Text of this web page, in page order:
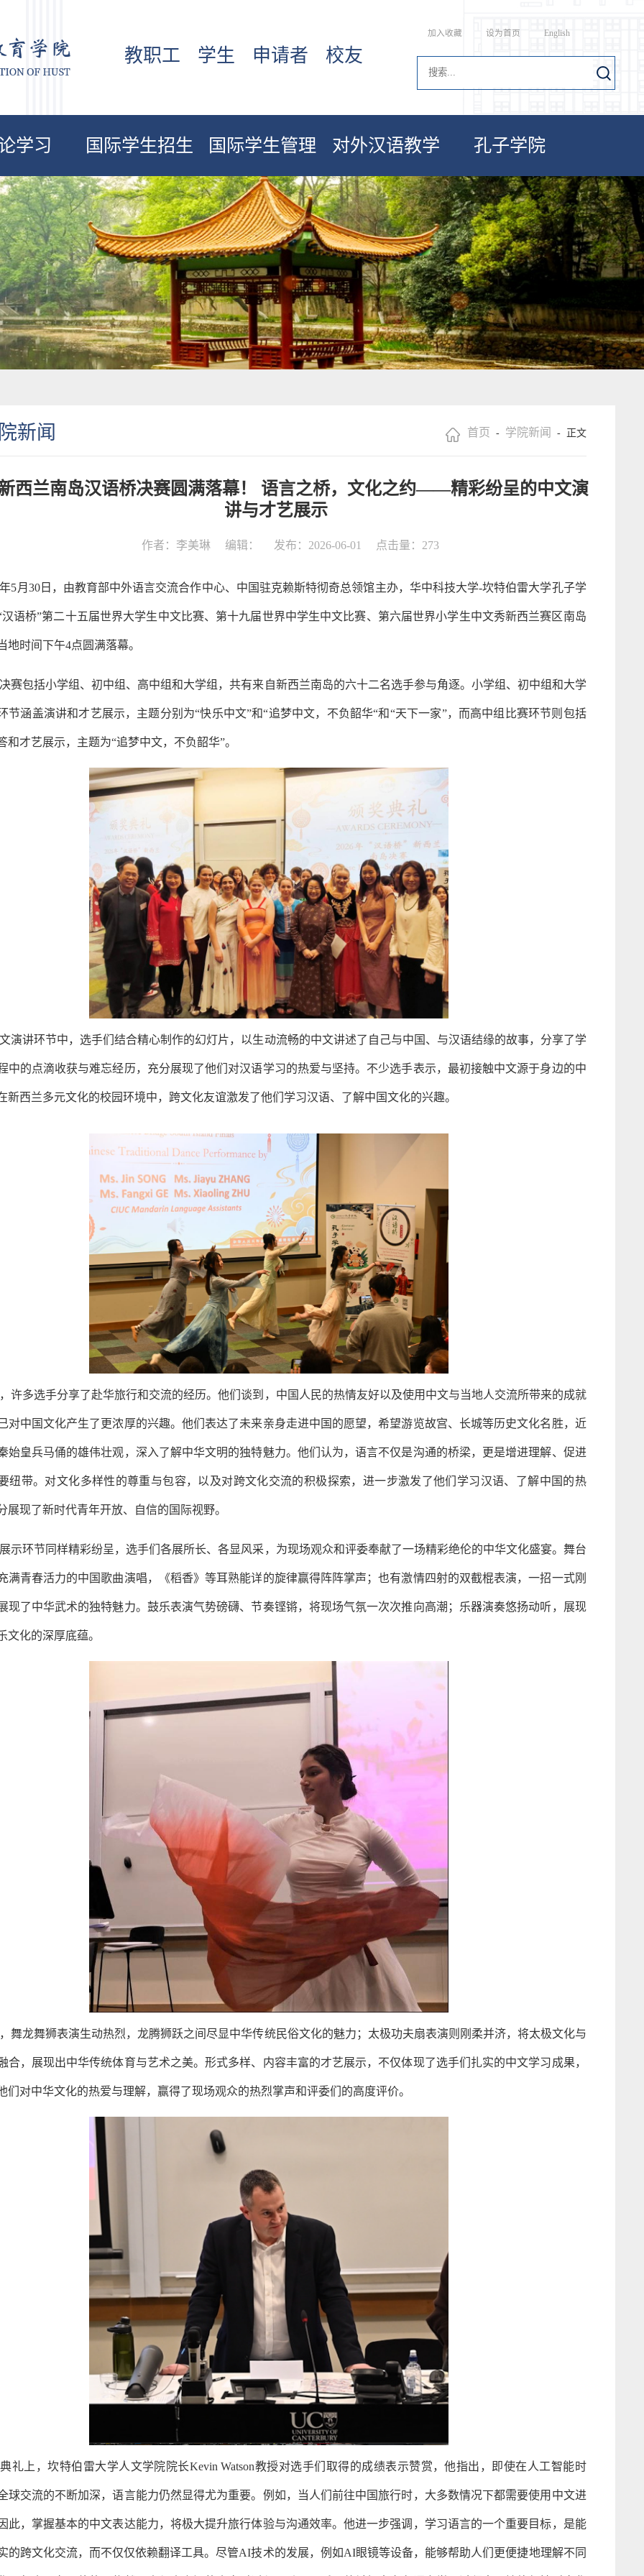
教职工 学生 申请者 校友
加入收藏 设为首页 English
学习 国际学生招生 国际学生管理 对外汉语教学 孔子学院
新闻 首页 - 学院新闻 - 正文
西兰南岛汉语桥决赛圆满落幕！ 语言之桥，文化之约——精彩纷呈的中文演
讲与才艺展示
作者：李美琳 编辑： 发布：2026-06-01 点击量： 273
5月30日，由教育部中外语言交流合作中心、中国驻克赖斯特彻奇总领馆主办，华中科技大学-坎特伯雷大学孔子学
汉语桥”第二十五届世界大学生中文比赛、第十九届世界中学生中文比赛、第六届世界小学生中文秀新西兰赛区南岛
地时间下午4点圆满落幕。
赛包括小学组、初中组、高中组和大学组，共有来自新西兰南岛的六十二名选手参与角逐。小学组、初中组和大学
节涵盖演讲和才艺展示，主题分别为“快乐中文”和“追梦中文，不负韶华“和“天下一家”，而高中组比赛环节则包括
和才艺展示，主题为“追梦中文，不负韶华”。
演讲环节中，选手们结合精心制作的幻灯片，以生动流畅的中文讲述了自己与中国、与汉语结缘的故事，分享了学
中的点滴收获与难忘经历，充分展现了他们对汉语学习的热爱与坚持。不少选手表示，最初接触中文源于身边的中
新西兰多元文化的校园环境中，跨文化友谊激发了他们学习汉语、了解中国文化的兴趣。
许多选手分享了赴华旅行和交流的经历。他们谈到，中国人民的热情友好以及使用中文与当地人交流所带来的成就
对中国文化产生了更浓厚的兴趣。他们表达了未来亲身走进中国的愿望，希望游览故宫、长城等历史文化名胜，近
始皇兵马俑的雄伟壮观，深入了解中华文明的独特魅力。他们认为，语言不仅是沟通的桥梁，更是增进理解、促进
纽带。对文化多样性的尊重与包容，以及对跨文化交流的积极探索，进一步激发了他们学习汉语、了解中国的热
展现了新时代青年开放、自信的国际视野。
示环节同样精彩纷呈，选手们各展所长、各显风采，为现场观众和评委奉献了一场精彩绝伦的中华文化盛宴。舞台
满青春活力的中国歌曲演唱，《稻香》等耳熟能详的旋律赢得阵阵掌声；也有激情四射的双截棍表演，一招一式刚
现了中华武术的独特魅力。鼓乐表演气势磅礴、节奏铿锵，将现场气氛一次次推向高潮；乐器演奏悠扬动听，展现
文化的深厚底蕴。
舞龙舞狮表演生动热烈，龙腾狮跃之间尽显中华传统民俗文化的魅力；太极功夫扇表演则刚柔并济，将太极文化与
合，展现出中华传统体育与艺术之美。形式多样、内容丰富的才艺展示，不仅体现了选手们扎实的中文学习成果，
们对中华文化的热爱与理解，赢得了现场观众的热烈掌声和评委们的高度评价。
礼上，坎特伯雷大学人文学院院长Kevin Watson教授对选手们取得的成绩表示赞赏，他指出，即使在人工智能时
球交流的不断加深，语言能力仍然显得尤为重要。例如，当人们前往中国旅行时，大多数情况下都需要使用中文进
此，掌握基本的中文表达能力，将极大提升旅行体验与沟通效率。他进一步强调，学习语言的一个重要目标，是能
的跨文化交流，而不仅仅依赖翻译工具。尽管AI技术的发展，例如AI眼镜等设备，能够帮助人们更便捷地理解不同